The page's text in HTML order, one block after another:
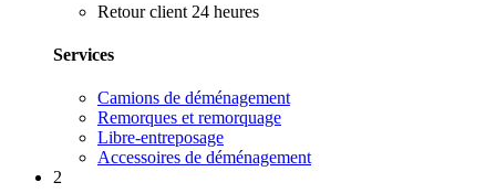
Retour client 24 heures
Services
Camions de déménagement
Remorques et remorquage
Libre-entreposage
Accessoires de déménagement
2